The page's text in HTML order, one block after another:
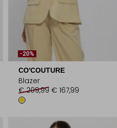
-20%
CO'COUTURE
Blazer
€ 209,99 € 167,99